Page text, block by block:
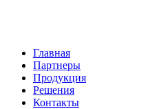
Главная
Партнеры
Продукция
Решения
Контакты